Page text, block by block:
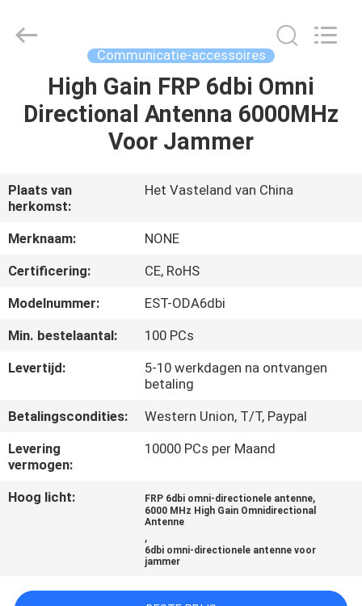
THUIS
PRODUCTEN
VIDEOS
ONGEVEER
ONS
KWALITEITSCONTROLE
CONTACTEER
ONS
NIEUWS
ELECTRONICS(HK)
CO.,LTD.
Communicatie-accessoires
High Gain FRP 6dbi Omni
Directional Antenna 6000MHz
Voor Jammer
Plaats van
herkomst:
Het Vasteland van China
Merknaam:
NONE
Certificering:
CE, RoHS
Modelnummer:
EST-ODA6dbi
Min. bestelaantal:
100 PCs
Levertijd:
5-10 werkdagen na ontvangen
betaling
Betalingscondities:
Western Union, T/T, Paypal
Levering
vermogen:
10000 PCs per Maand
Hoog licht: FRP 6dbi omni-directionele antenne,
6000 MHz High Gain Omnidirectional
Antenne
,
6dbi omni-directionele antenne voor
jammer